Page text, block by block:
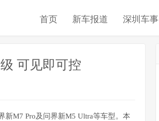
首页 新车报道 深圳车事
可见即可控
新M7 Pro及问界新M5 Ultra等车型。本